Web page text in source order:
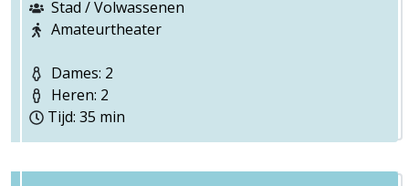
Stad / Volwassenen
Amateurtheater
Dames: 2
Heren: 2
Tijd: 35 min